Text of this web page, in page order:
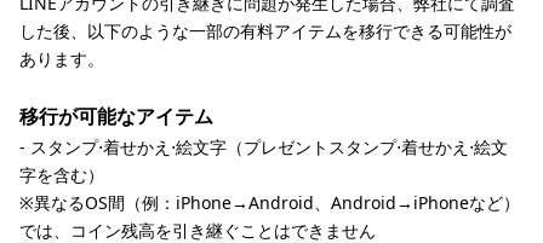
した後、以下のような一部の有料アイテムを移行できる可能性が
あります。
移行が可能なアイテム​​​​​​​​​​
- スタンプ⋅着せかえ⋅絵文字（プレゼントスタンプ⋅着せかえ⋅絵文
字を含む）
※異なるOS間（例：iPhone→Android、Android→iPhoneなど）
では、コイン残高を引き継ぐことはできません